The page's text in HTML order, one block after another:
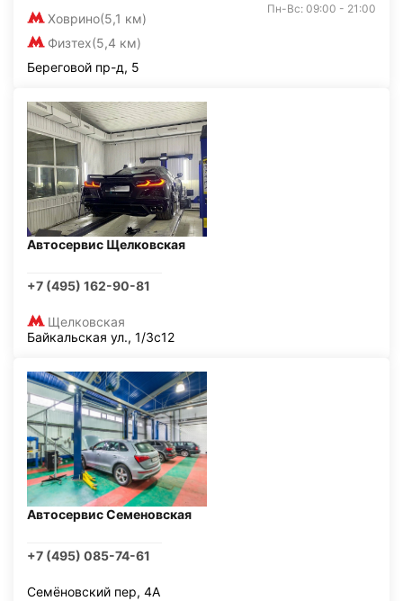
Ховрино(5,1 км)
Физтех(5,4 км)
Пн-Вс: 09:00 - 21:00
Береговой пр-д, 5
Автосервис Щелковская
+7 (495) 162-90-81
Щелковская
Байкальская ул., 1/3с12
Автосервис Семеновская
+7 (495) 085-74-61
Семёновский пер, 4А